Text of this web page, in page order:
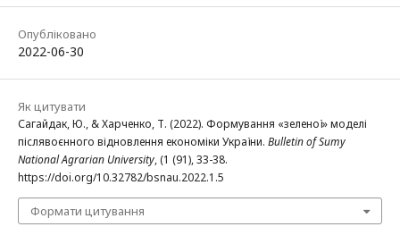
Опубліковано
2022-06-30
Як цитувати
Сагайдак, Ю., & Харченко, Т. (2022). Формування «зеленої» моделі
післявоєнного відновлення економіки України. Bulletin of Sumy
National Agrarian University, (1 (91), 33-38.
https://doi.org/10.32782/bsnau.2022.1.5
Формати цитування